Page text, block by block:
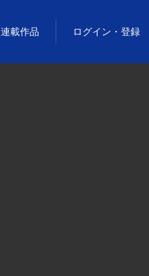
連載作品 ログイン・登録